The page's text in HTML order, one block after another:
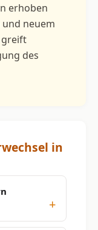
erhoben
neuem
greift
des
in